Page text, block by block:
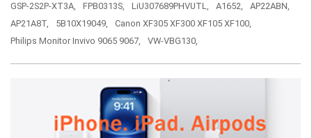
GSP-2S2P-XT3A,
FPB0313S, LiU307689PHVUTL, A1652,
AP22ABN,
AP21A8T,
5B10X19049,
Canon XF305 XF300 XF105 XF100,
Philips Monitor Invivo 9065 9067,
VW-VBG130,